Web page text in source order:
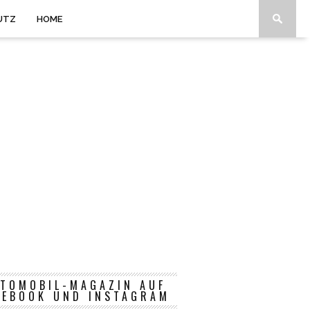
HOME
MAGAZIN AUF
UND INSTAGRAM